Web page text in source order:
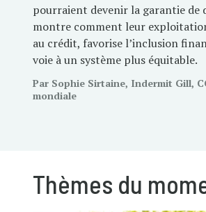
pourraient devenir la garantie de
montre comment leur
au crédit, favorise l’inclusion
voie à un système plus équitable.
Par Sophie Sirtaine, Indermit Gill,
mondiale
Thèmes du